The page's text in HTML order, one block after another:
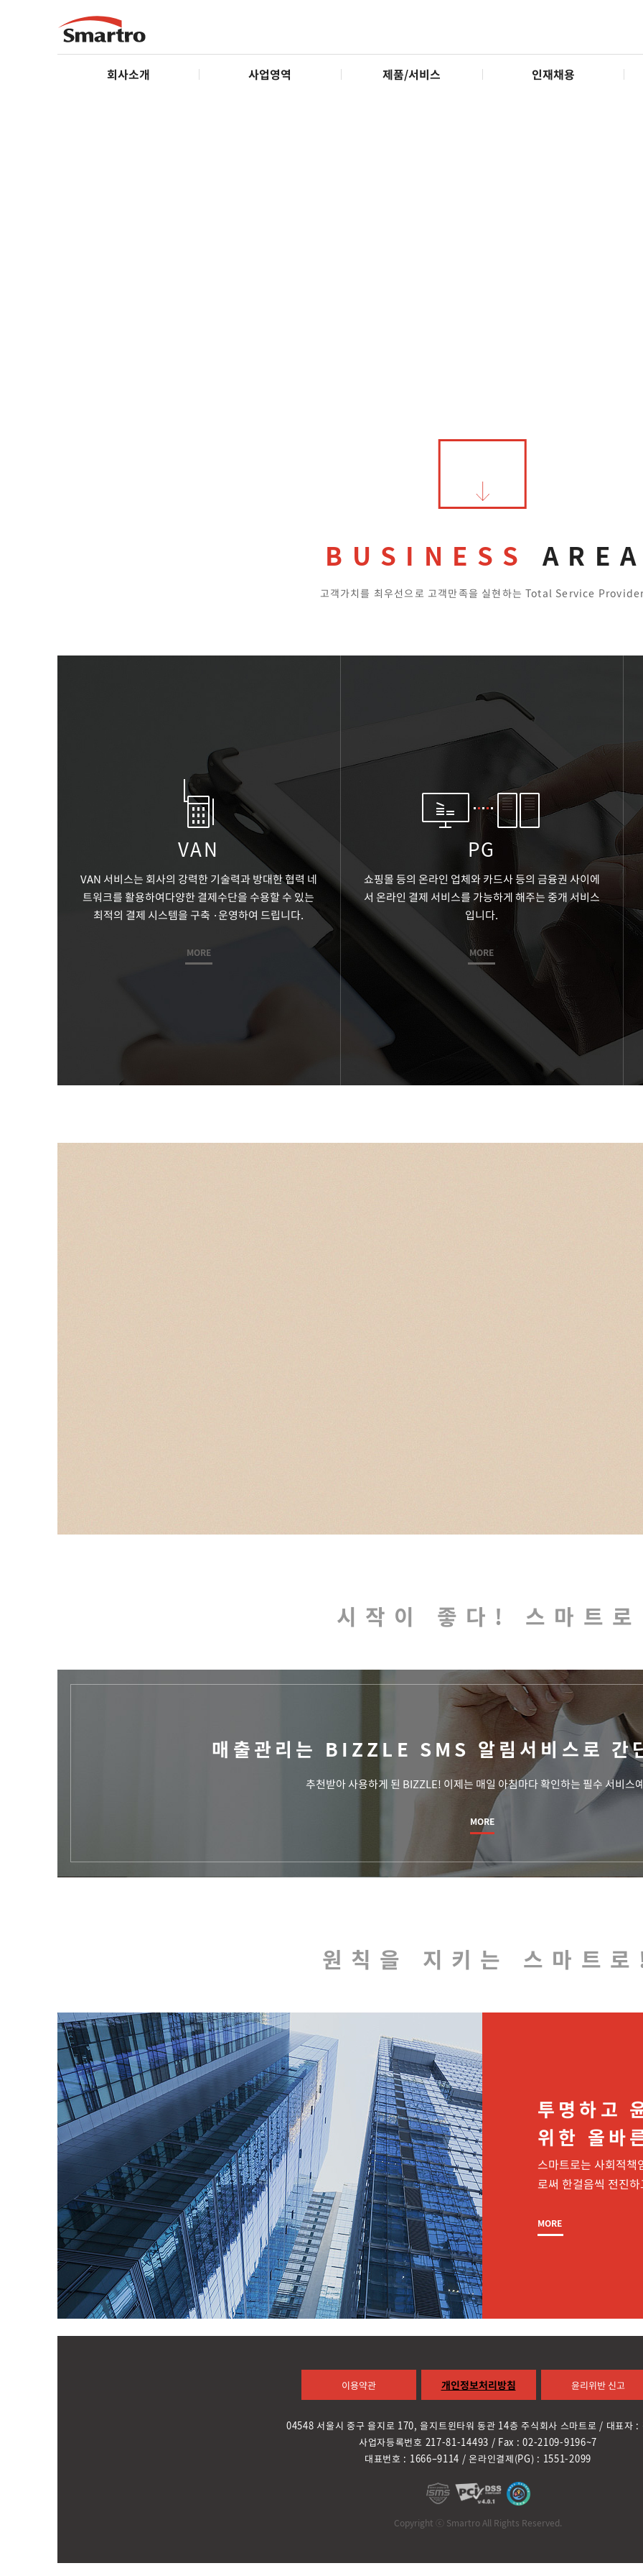
회사소개 사업영역 제품/서비스 인재채용
우리를 이어주는
스마트로
우리가게엔
응원합니다.
지금 단말기를
신청하세요.
나는 스마트로
비즐로 시작한다!
BUSINESS
고객가치를 최우선으로 고객만족을 실현하는 Total Service
VAN
VAN 서비스는 회사의 강력한 기술력과 방대한협력 네
트워크를 활용하여다양한 결제수단을 수용할 수 있는
최적의 결제 시스템을 구축 ·운영하여 드립니다.
MORE
PG
쇼핑몰 등의 온라인 업체와카드사 등의 금융권 사이에
서 온라인 결제 서비스를 가능하게 해주는 중개 서비스
입니다.
MORE
당신의 든든한 성공파트너
스마트로
시작이 좋다! 스마트로
매출관리는 BIZZLE SMS 알림서비스로 간
추천받아 사용하게 된 BIZZLE! 이제는 매일 아침마다 확인하는 필수 서비스
MORE
원칙을 지키는 스마트
투명하고
위한 올바
스마트로는 사회적책
로써 한걸음씩 전진
MORE
이용약관 개인정보처리방침 윤리위반 신고
04548 서울시 중구 을지로 170, 을지트윈타워 동관 14층주식회사 스마트로 / 대표자 :
사업자등록번호 217-81-14493 / Fax : 02-2109-9196~7
대표번호 : 1666–9114 / 온라인결제(PG) : 1551-2099
Copyright ⓒ Smartro All Rights Reserved.